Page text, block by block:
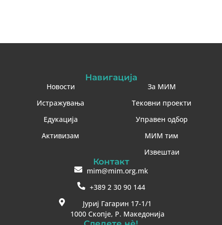
Навигација
Новости
Истражувања
Едукација
Активизам
За МИМ
Тековни проекти
Управен одбор
МИМ тим
Извештаи
Контакт
mim@mim.org.mk
+389 2 30 90 144
Јуриј Гагарин 17-1/1
1000 Скопје, Р. Македонија